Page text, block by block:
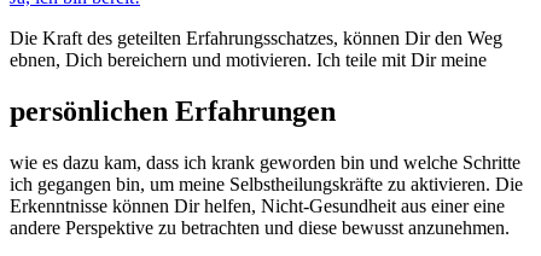
Die Kraft des geteilten Erfahrungsschatzes, können Dir den Weg
ebnen, Dich bereichern und motivieren. Ich teile mit Dir meine
persönlichen Erfahrungen
wie es dazu kam, dass ich krank geworden bin und welche Schritte
ich gegangen bin, um meine Selbstheilungskräfte zu aktivieren. Die
Erkenntnisse können Dir helfen, Nicht-Gesundheit aus einer eine
andere Perspektive zu betrachten und diese bewusst anzunehmen.